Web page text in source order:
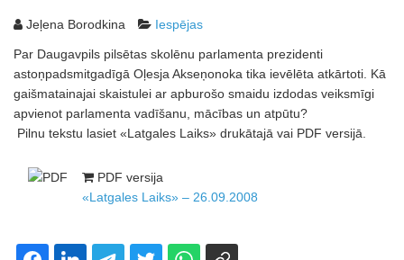
Jeļena Borodkina Iespējas
Par Daugavpils pilsētas skolēnu parlamenta prezidenti
astoņpadsmitgadīgā Oļesja Akseņonoka tika ievēlēta atkārtoti. Kā
gaišmatainajai skaistulei ar apburošo smaidu izdodas veiksmīgi
apvienot parlamenta vadīšanu, mācības un atpūtu?
Pilnu tekstu lasiet «Latgales Laiks» drukātajā vai PDF versijā.
PDF versija
«Latgales Laiks» – 26.09.2008